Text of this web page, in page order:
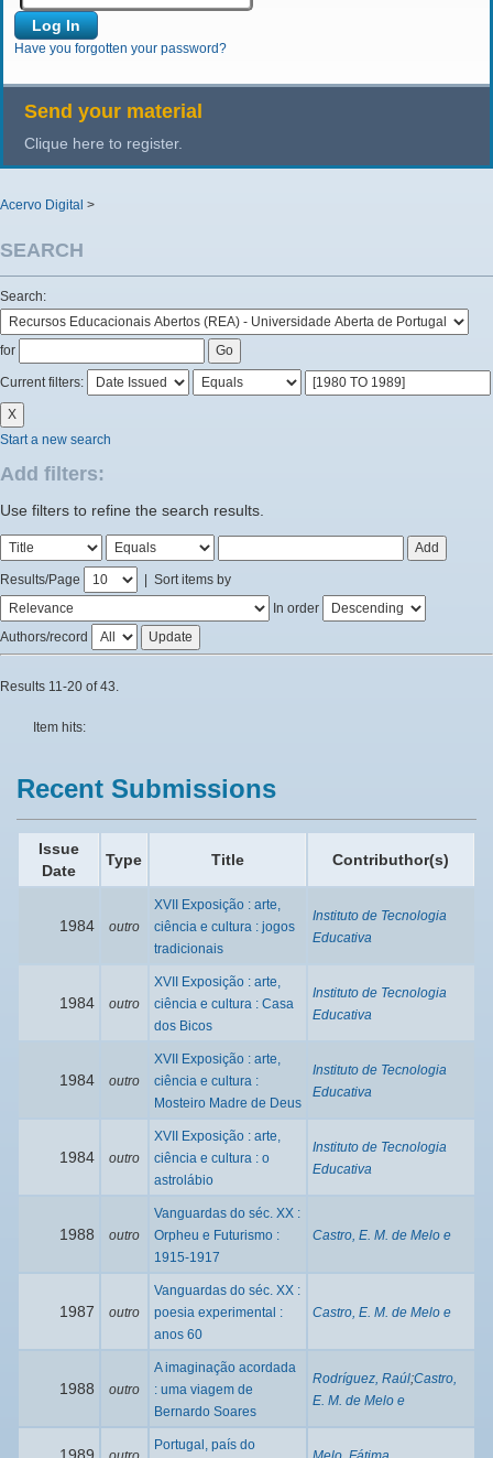
Have you forgotten your password?
Send your material
Clique here to register.
Acervo Digital >
SEARCH
Search:
for
Current filters:
Start a new search
Add filters:
Use filters to refine the search results.
Results/Page
Sort items by
In order
Authors/record
Results 11-20 of 43.
Item hits:
Recent Submissions
Issue
Date
Type Title Contributhor(s)
1984 outro
XVII Exposição : arte,
ciência e cultura : jogos
tradicionais
Instituto de Tecnologia
Educativa
1984 outro
XVII Exposição : arte,
ciência e cultura : Casa
dos Bicos
Instituto de Tecnologia
Educativa
1984 outro
XVII Exposição : arte,
ciência e cultura :
Mosteiro Madre de Deus
Instituto de Tecnologia
Educativa
1984 outro
XVII Exposição : arte,
ciência e cultura : o
astrolábio
Instituto de Tecnologia
Educativa
1988 outro
Vanguardas do séc. XX :
Orpheu e Futurismo :
1915-1917
Castro, E. M. de Melo e
1987 outro
Vanguardas do séc. XX :
poesia experimental :
anos 60
Castro, E. M. de Melo e
1988 outro
A imaginação acordada
: uma viagem de
Bernardo Soares
Rodríguez, Raúl;Castro,
E. M. de Melo e
Portugal, país do